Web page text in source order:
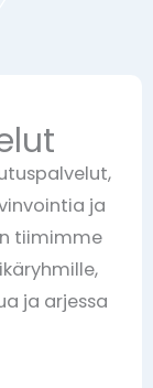
ja
tiimimme
ja arjessa